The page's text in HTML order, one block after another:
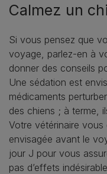
Calmez un
Si vous pensez que
voyage, parlez-en à
donner des conseils
Une sédation est
médicaments
des chiens ; à terme,
Votre vétérinaire
envisagée avant le
jour J pour vous
pas d’effets